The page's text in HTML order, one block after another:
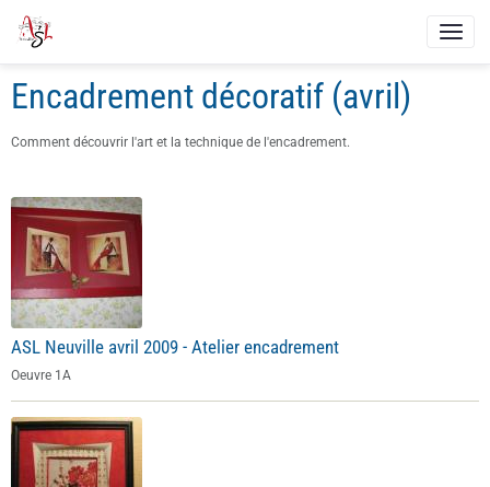
Encadrement décoratif (avril)
Comment découvrir l'art et la technique de l'encadrement.
ASL Neuville avril 2009 - Atelier encadrement
Oeuvre 1A